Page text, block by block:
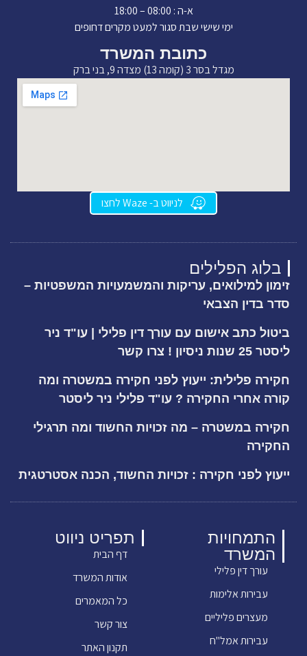
תפריט ניווט
דף הבית
אודות המשרד
כל המאמרים
צור קשר
תקנון האתר
התמחויות
המשרד
עורך דין פלילי
עבירות אלימות
מעצרים פליליים
עבירות אמל"ח
בלוג הפלילים
זימון למילואים, עריקות והמשמעויות המשפטיות –
סדר בדין הצבאי
ביטול כתב אישום עם עורך דין פלילי | עו"ד ניר
ליסטר 25 שנות ניסיון ! צרו קשר
חקירה פלילית: ייעוץ לפני חקירה במשטרה ומה
קורה אחרי החקירה ? עו"ד פלילי ניר ליסטר
חקירה במשטרה – מה זכויות החשוד ומה תרגילי
החקירה
ייעוץ לפני חקירה : זכויות החשוד, הכנה אסטרטגית
א-ה : 08:00 – 18:00
ימי שישי שבת סגור למעט מקרים דחופים
כתובת המשרד
מגדל בסר 3 (קומה 13) מצדה 9, בני ברק
לניווט ב- Waze לחצו